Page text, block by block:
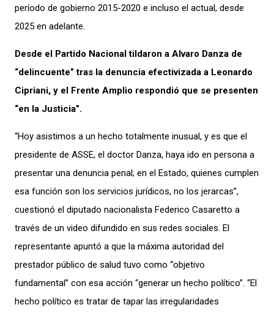
período de gobierno 2015-2020 e incluso el actual, desde
2025 en adelante.
Desde el Partido Nacional tildaron a Alvaro Danza de
“delincuente” tras la denuncia efectivizada a Leonardo
Cipriani, y el Frente Amplio respondió que se presenten
“en la Justicia”.
“Hoy asistimos a un hecho totalmente inusual, y es que el
presidente de ASSE, el doctor Danza, haya ido en persona a
presentar una denuncia penal; en el Estado, quienes cumplen
esa función son los servicios jurídicos, no los jerarcas”,
cuestionó el diputado nacionalista Federico Casaretto a
través de un video difundido en sus redes sociales. El
representante apuntó a que la máxima autoridad del
prestador público de salud tuvo como “objetivo
fundamental” con esa acción “generar un hecho político”. “El
hecho político es tratar de tapar las irregularidades